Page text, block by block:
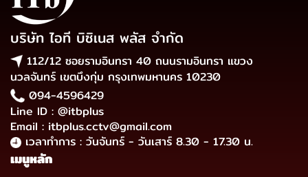
บริษัท ไอที บิซิเนส พลัส จำกัด
112/12 ซอยรามอินทรา 40 ถนนรามอินทรา แขวง
นวลจันทร์ เขตบึงกุ่ม กรุงเทพมหานคร 10230
094-4596429
Line ID : @itbplus
Email : itbplus.cctv@gmail.com
เวลาทำการ : วันจันทร์ - วันเสาร์ 8.30 - 17.30 น.
เมนูหลัก